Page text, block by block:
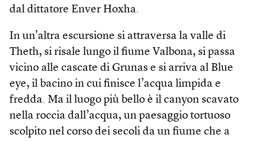
dal dittatore Enver Hoxha.
In un’altra escursione si attraversa la valle di
Theth, si risale lungo il fiume Valbona, si passa
vicino alle cascate di Grunas e si arriva al Blue
eye, il bacino in cui finisce l’acqua limpida e
fredda. Ma il luogo più bello è il canyon scavato
nella roccia dall’acqua, un paesaggio tortuoso
scolpito nel corso dei secoli da un fiume che a